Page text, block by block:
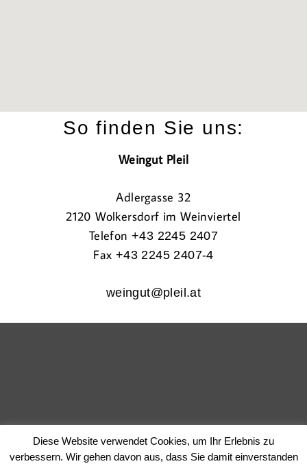
So finden Sie uns:
Weingut Pleil
Adlergasse 32
2120 Wolkersdorf im Weinviertel
Telefon +43 2245 2407
Fax +43 2245 2407-4
weingut@pleil.at
Weingut Pleil| Adlergasse 32 |2120 Wolkersdorf im Weinviertel
Diese Website verwendet Cookies, um Ihr Erlebnis zu
verbessern. Wir gehen davon aus, dass Sie damit einverstanden